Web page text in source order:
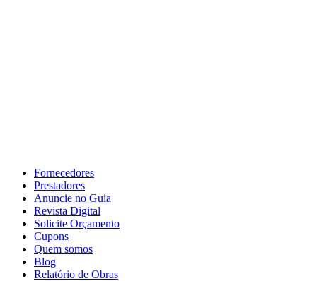
Fornecedores
Prestadores
Anuncie no Guia
Revista Digital
Solicite Orçamento
Cupons
Quem somos
Blog
Relatório de Obras